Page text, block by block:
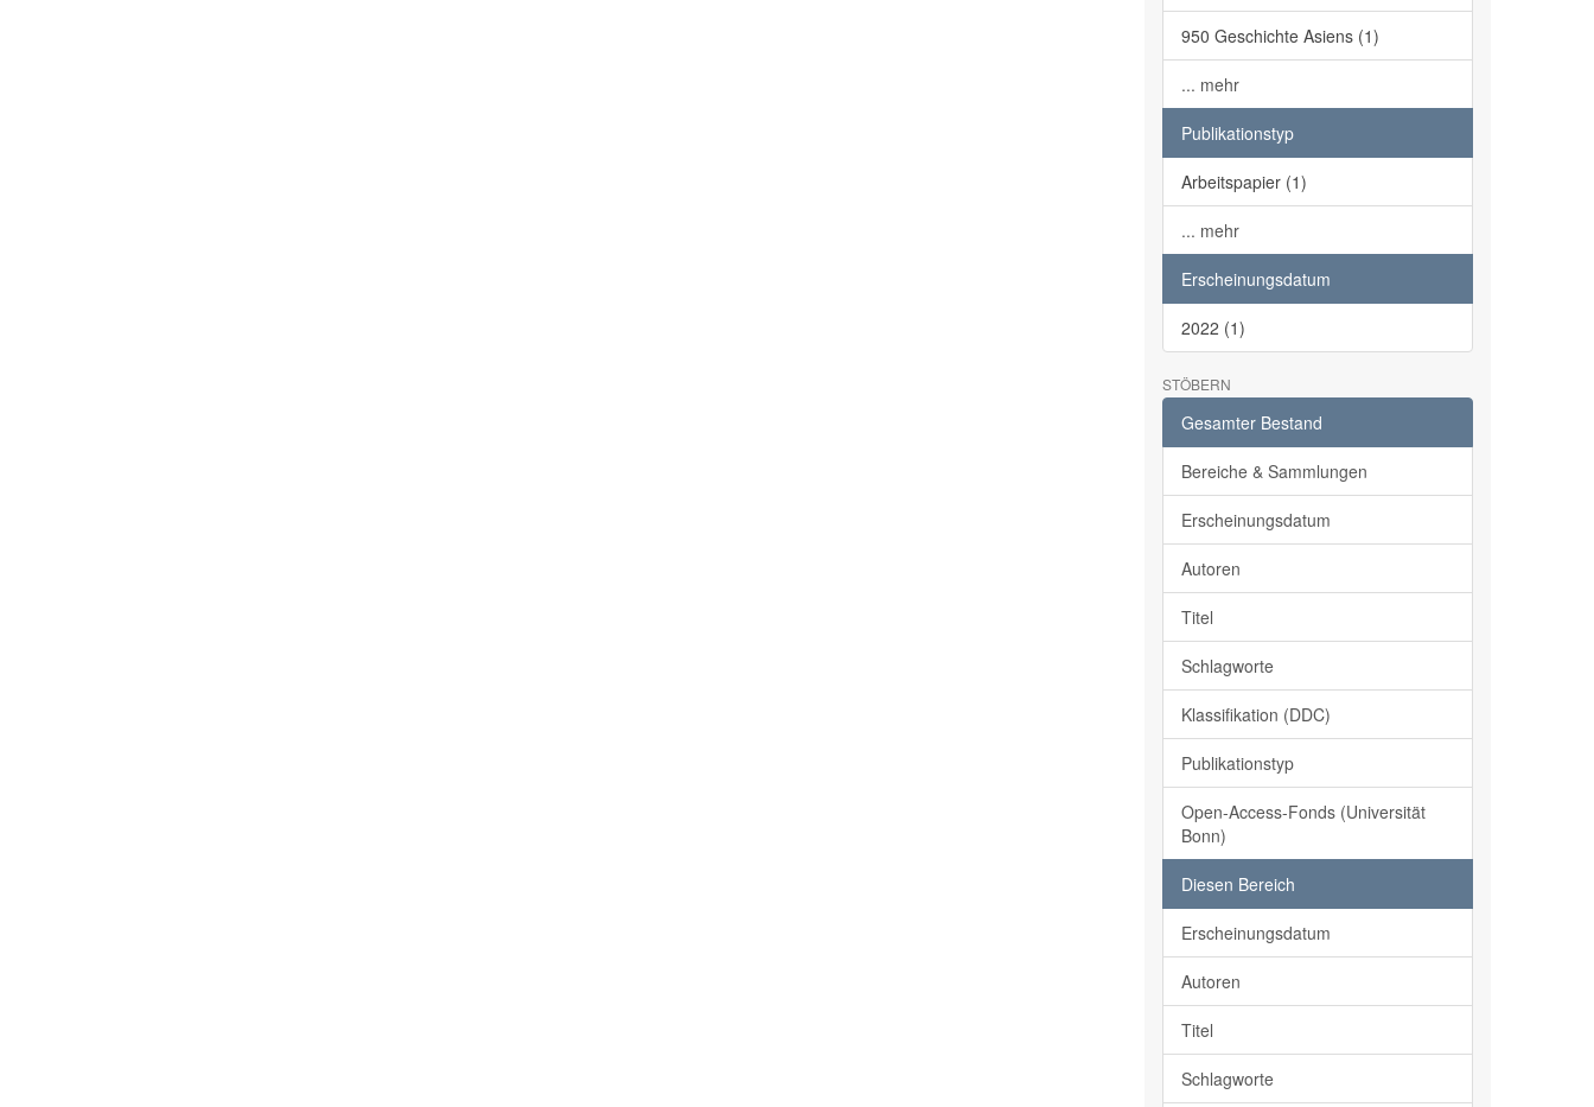
950 Geschichte Asiens (1)
... mehr
Publikationstyp
Arbeitspapier (1)
... mehr
Erscheinungsdatum
2022 (1)
STÖBERN
Gesamter Bestand
Bereiche & Sammlungen
Erscheinungsdatum
Autoren
Titel
Schlagworte
Klassifikation (DDC)
Publikationstyp
Open-Access-Fonds (Universität
Bonn)
Diesen Bereich
Erscheinungsdatum
Autoren
Titel
Schlagworte